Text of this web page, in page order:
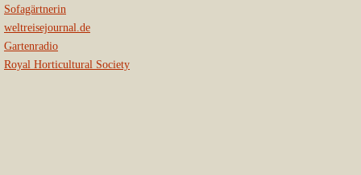
Sofagärtnerin
weltreisejournal.de
Gartenradio
Royal Horticultural Society